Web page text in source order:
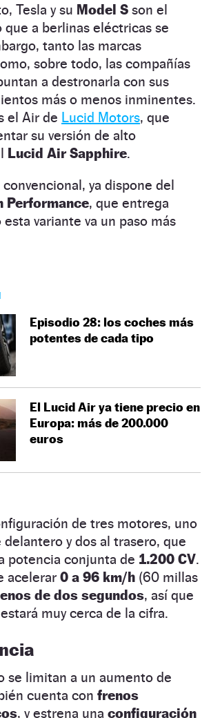
Tesla y su Model S son el
a berlinas eléctricas se
tanto las marcas
sobre todo, las compañías
a destronarla con sus
más o menos inminentes.
el Air de Lucid Motors, que
su versión de alto
Lucid Air Sapphire.
ya dispone del
Performance, que entrega
esta variante va un paso más
Episodio 28: los coches más
potentes de cada tipo
El Lucid Air ya tiene precio en
Europa: más de 200.000
euros
de tres motores, uno
delantero y dos al trasero, que
potencia conjunta de 1.200 CV.
acelerar 0 a 96 km/h (60 millas
de dos segundos, así que
muy cerca de la cifra.
se limitan a un aumento de
cuenta con frenos
, y estrena una configuración